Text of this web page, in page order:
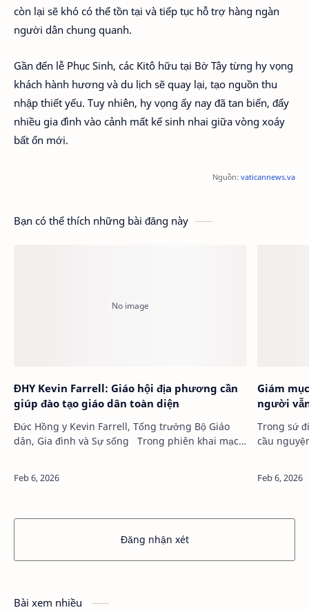
còn lại sẽ khó có thể tồn tại và tiếp tục hỗ trợ hàng ngàn
người dân chung quanh.
Gần đến lễ Phục Sinh, các Kitô hữu tại Bờ Tây từng hy vọng
khách hành hương và du lịch sẽ quay lại, tạo nguồn thu
nhập thiết yếu. Tuy nhiên, hy vọng ấy nay đã tan biến, đẩy
nhiều gia đình vào cảnh mất kế sinh nhai giữa vòng xoáy
bất ổn mới.
Nguồn: vaticannews.va
Bạn có thể thích những bài đăng này
ĐHY Kevin Farrell: Giáo hội địa phương cần
giúp đào tạo giáo dân toàn diện
Đức Hồng y Kevin Farrell, Tổng trưởng Bộ Giáo
dân, Gia đình và Sự sống Trong phiên khai mạc
Giám
người
Trong sứ
cầu
Đăng nhận xét
Bài xem nhiều